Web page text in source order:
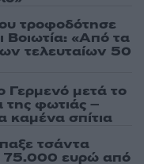
τροφοδότησε
Βοιωτία: «Από τα
τελευταίων 50
Γερμενό μετά το
φωτιάς –
καμένα σπίτια
τσάντα
75.000 ευρώ από